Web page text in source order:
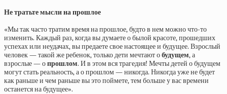
Не тратьте мысли на прошлое
«Мы так часто тратим время на прошлое, будто в нем можно что-то
изменить. Каждый раз, когда вы думаете о былой красоте, прошедших
успехах или неудачах, вы предаете свое настоящее и будущее. Взрослый
человек — такой же ребенок, только дети мечтают обудущем, а
взрослые — опрошлом. И в этом вся трагедия! Мечты детей о будущем
могут стать реальность, а о прошлом — никогда. Никогда уже не будет
как раньше и чем раньше вы это поймете, тем больше у вас времени
останется на будущее».